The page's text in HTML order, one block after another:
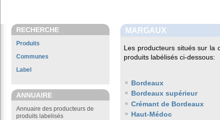
RECHERCHE
Produits
Communes
Label
ANNUAIRE
Annuaire des producteurs de
produits labelisés
MARGAUX
Les producteurs situés sur la
produits labélisés ci-dessous:
Bordeaux
Bordeaux supérieur
Crémant de Bordeaux
Haut-Médoc